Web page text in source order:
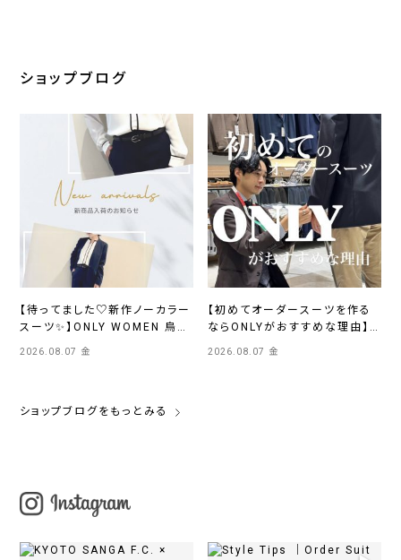
ショップブログ
【待ってました♡新作ノーカラー
スーツ✨】ONLY WOMEN 烏丸
2026.08.07 金
【初めてオーダースーツを作る
ならONLYがおすすめな理由】
ONLYイオンモール浜松市野店
2026.08.07 金
ショップブログをもっとみる